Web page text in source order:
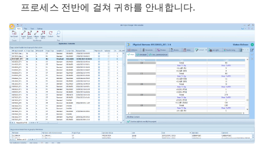
프로세스 전반에 걸쳐 귀하를 안내합니다.